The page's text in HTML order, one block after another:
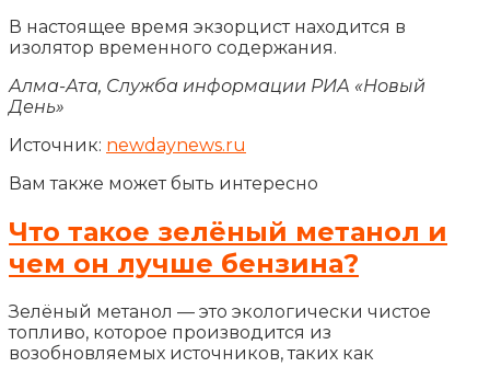
В настоящее время экзорцист находится в
изолятор временного содержания.
Алма-Ата, Служба информации РИА «Новый
День»
Источник: newdaynews.ru
Вам также может быть интересно
Что такое зелёный метанол и
чем он лучше бензина?
Зелёный метанол — это экологически чистое
топливо, которое производится из
возобновляемых источников, таких как